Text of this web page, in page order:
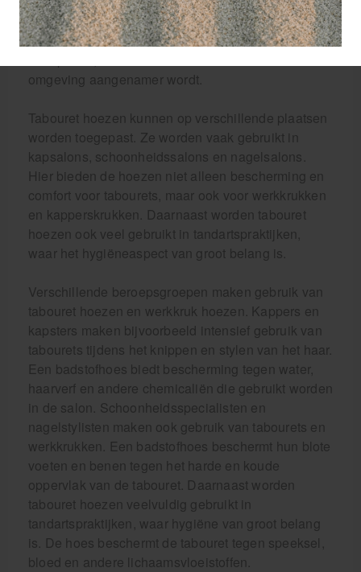
ervoor dat de tabouret comfortabeler zit, zelfs
tijdens lange werkdagen. De hoes absorbeert ook
omgeving aangenamer wordt.
Tabouret hoezen kunnen op verschillende plaatsen
worden toegepast. Ze worden vaak gebruikt in
kapsalons, schoonheidssalons en nagelsalons.
Hier bieden de hoezen niet alleen bescherming en
comfort voor tabourets, maar ook voor werkkrukken
en kapperskrukken. Daarnaast worden tabouret
hoezen ook veel gebruikt in tandartspraktijken,
waar het hygiëneaspect van groot belang is.
Verschillende beroepsgroepen maken gebruik van
tabouret hoezen en werkkruk hoezen. Kappers en
kapsters maken bijvoorbeeld intensief gebruik van
tabourets tijdens het knippen en stylen van het haar.
Een badstofhoes biedt bescherming tegen water,
haarverf en andere chemicaliën die gebruikt worden
in de salon. Schoonheidsspecialisten en
nagelstylisten maken ook gebruik van tabourets en
werkkrukken. Een badstofhoes beschermt hun blote
voeten en benen tegen het harde en koude
oppervlak van de tabouret. Daarnaast worden
tabouret hoezen veelvuldig gebruikt in
tandartspraktijken, waar hygiëne van groot belang
is. De hoes beschermt de tabouret tegen speeksel,
bloed en andere lichaamsvloeistoffen.